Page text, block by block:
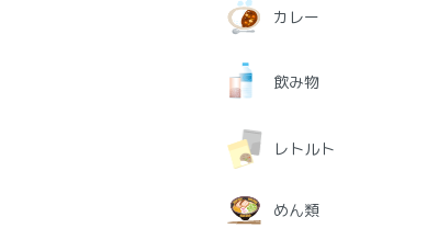
カレー
飲み物
レトルト
めん類